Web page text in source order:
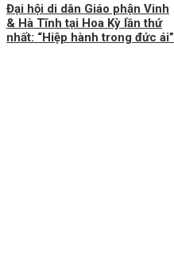
Đại hội di dân Giáo phận Vinh
& Hà Tĩnh tại Hoa Kỳ lần thứ
nhất: “Hiệp hành trong đức ái”